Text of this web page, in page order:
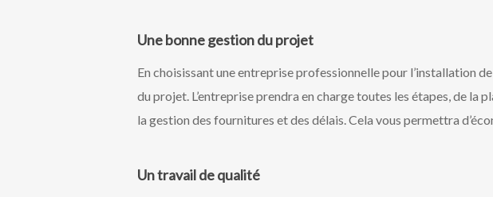
Une bonne gestion du projet
En choisissant une entreprise professionnelle pour l’installation
du projet. L’entreprise prendra en charge toutes les étapes, de
la gestion des fournitures et des délais. Cela vous permettra
Un travail de qualité